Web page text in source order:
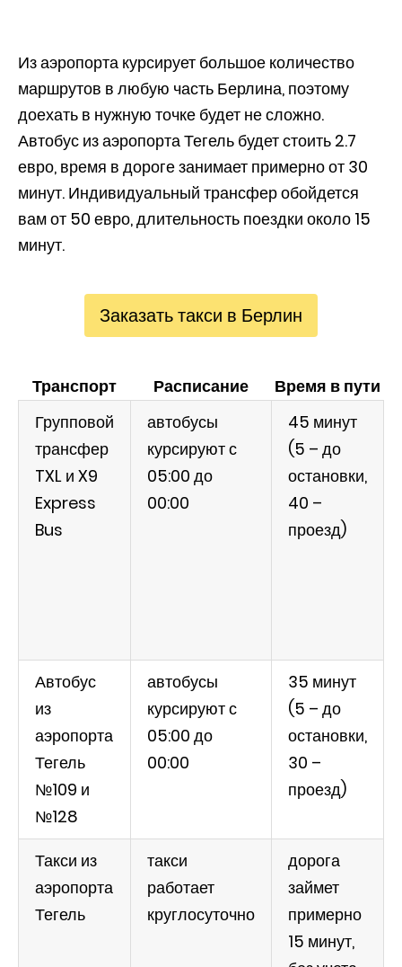
Из аэропорта курсирует большое количество
маршрутов в любую часть Берлина, поэтому
доехать в нужную точке будет не сложно.
Автобус из аэропорта Тегель будет стоить 2.7
евро, время в дороге занимает примерно от 30
минут. Индивидуальный трансфер обойдется
вам от 50 евро, длительность поездки около 15
минут.
Заказать такси в Берлин
Транспорт Расписание Время в пути
Групповой
трансфер
TXL и X9
Express
Bus
автобусы
курсируют с
05:00 до
00:00
45 минут
(5 – до
остановки,
40 –
проезд)
Автобус
из
аэропорта
Тегель
№109 и
№128
автобусы
курсируют с
05:00 до
00:00
35 минут
(5 – до
остановки,
30 –
проезд)
Такси из
аэропорта
Тегель
такси
работает
круглосуточно
дорога
займет
примерно
15 минут,